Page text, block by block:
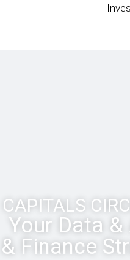
CAPITALS
Your Data &
& Finance